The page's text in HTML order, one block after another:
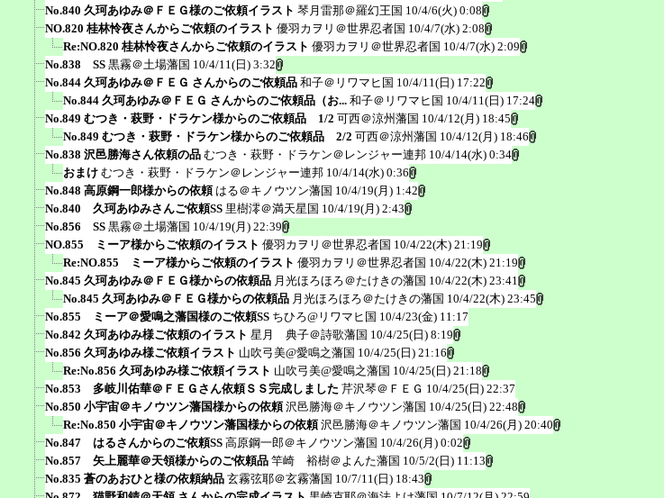
No.840 久珂あゆみ＠ＦＥＧ様のご依頼イラスト 琴月雷那＠羅幻王国 10/4/6(火) 0:08
NO.820 桂林怜夜さんからご依頼のイラスト 優羽カヲリ＠世界忍者国 10/4/7(水) 2:08
Re:NO.820 桂林怜夜さんからご依頼のイラスト 優羽カヲリ＠世界忍者国 10/4/7(水) 2:09
No.838 SS 黒霧＠土場藩国 10/4/11(日) 3:32
No.844 久珂あゆみ＠ＦＥＧ さんからのご依頼品 和子＠リワマヒ国 10/4/11(日) 17:22
No.844 久珂あゆみ＠ＦＥＧ さんからのご依頼品（お... 和子＠リワマヒ国 10/4/11(日) 17:24
No.849 むつき・萩野・ドラケン様からのご依頼品 1/2 可西＠涼州藩国 10/4/12(月) 18:45
No.849 むつき・萩野・ドラケン様からのご依頼品 2/2 可西＠涼州藩国 10/4/12(月) 18:46
No.838 沢邑勝海さん依頼の品 むつき・萩野・ドラケン＠レンジャー連邦 10/4/14(水) 0:34
おまけ むつき・萩野・ドラケン＠レンジャー連邦 10/4/14(水) 0:36
No.848 高原鋼一郎様からの依頼 はる＠キノウツン藩国 10/4/19(月) 1:42
No.840 久珂あゆみさんご依頼SS 里樹澪＠満天星国 10/4/19(月) 2:43
No.856 SS 黒霧＠土場藩国 10/4/19(月) 22:39
NO.855 ミーア様からご依頼のイラスト 優羽カヲリ＠世界忍者国 10/4/22(木) 21:19
Re:NO.855 ミーア様からご依頼のイラスト 優羽カヲリ＠世界忍者国 10/4/22(木) 21:19
No.845 久珂あゆみ＠ＦＥＧ様からの依頼品 月光ほろほろ＠たけきの藩国 10/4/22(木) 23:41
No.845 久珂あゆみ＠ＦＥＧ様からの依頼品 月光ほろほろ＠たけきの藩国 10/4/22(木) 23:45
No.855 ミーア＠愛鳴之藩国様のご依頼SS ちひろ@リワマヒ国 10/4/23(金) 11:17
No.842 久珂あゆみ様ご依頼のイラスト 星月 典子＠詩歌藩国 10/4/25(日) 8:19
No.856 久珂あゆみ様ご依頼イラスト 山吹弓美@愛鳴之藩国 10/4/25(日) 21:16
Re:No.856 久珂あゆみ様ご依頼イラスト 山吹弓美@愛鳴之藩国 10/4/25(日) 21:18
No.853 多岐川佑華＠ＦＥＧさん依頼ＳＳ完成しました 芹沢琴＠ＦＥＧ 10/4/25(日) 22:37
No.850 小宇宙＠キノウツン藩国様からの依頼 沢邑勝海＠キノウツン藩国 10/4/25(日) 22:48
Re:No.850 小宇宙＠キノウツン藩国様からの依頼 沢邑勝海＠キノウツン藩国 10/4/26(月) 20:40
No.847 はるさんからのご依頼SS 高原鋼一郎＠キノウツン藩国 10/4/26(月) 0:02
No.857 矢上麗華＠天領様からのご依頼品 竿崎 裕樹＠よんた藩国 10/5/2(日) 11:13
No.835 蒼のあおひと様の依頼納品 玄霧弦耶＠玄霧藩国 10/7/11(日) 18:43